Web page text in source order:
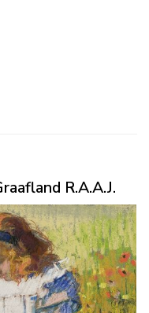
R.A.A.J.